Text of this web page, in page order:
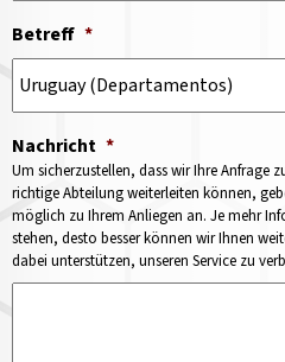
Betreff *
Nachricht *
Um sicherzustellen, dass wir Ihre Anfrage
richtige Abteilung weiterleiten können,
möglich zu Ihrem Anliegen an. Je mehr
stehen, desto besser können wir Ihnen
dabei unterstützen, unseren Service zu